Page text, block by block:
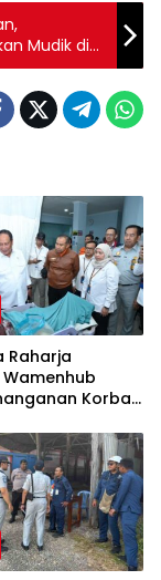
Mudik di
Raharja
Korban